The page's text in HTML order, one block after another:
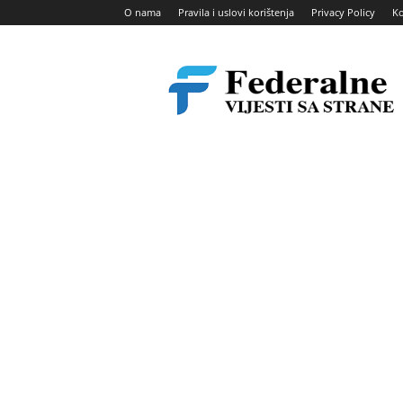
O nama Pravila i uslovi korištenja Privacy Policy
vijesti